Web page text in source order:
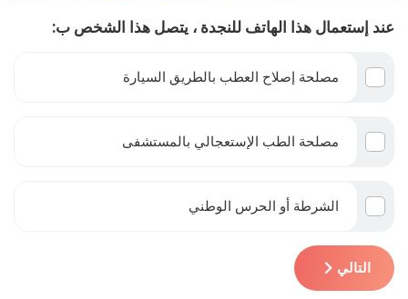
عند إستعمال هذا الهاتف للنجدة ، يتصل هذا الشخص ب:
مصلحة إصلاح العطب بالطريق السيارة
مصلحة الطب الإستعجالي بالمستشفى
الشرطة أو الحرس الوطني
التالي